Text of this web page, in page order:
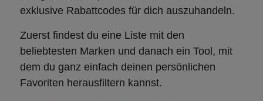
exklusive Rabattcodes für dich auszuhandeln.
Zuerst findest du eine Liste mit den
beliebtesten Marken und danach ein Tool, mit
dem du ganz einfach deinen persönlichen
Favoriten herausfiltern kannst.